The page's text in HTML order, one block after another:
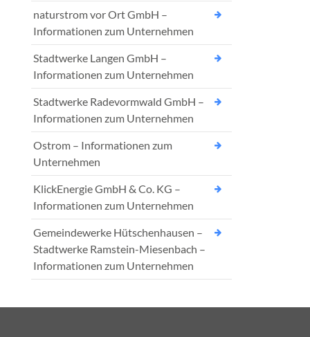
naturstrom vor Ort GmbH –
Informationen zum Unternehmen
Stadtwerke Langen GmbH –
Informationen zum Unternehmen
Stadtwerke Radevormwald GmbH –
Informationen zum Unternehmen
Ostrom – Informationen zum
Unternehmen
KlickEnergie GmbH & Co. KG –
Informationen zum Unternehmen
Gemeindewerke Hütschenhausen –
Stadtwerke Ramstein-Miesenbach –
Informationen zum Unternehmen